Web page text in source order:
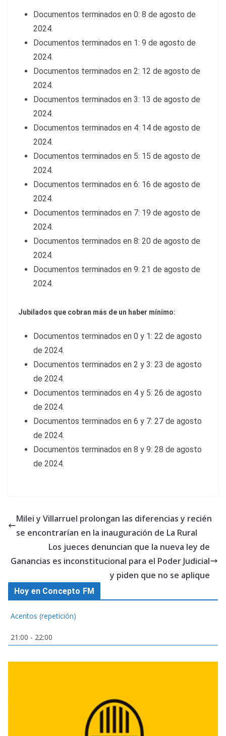
Documentos terminados en 0: 8 de agosto de
2024.
Documentos terminados en 1: 9 de agosto de
2024.
Documentos terminados en 2: 12 de agosto de
2024.
Documentos terminados en 3: 13 de agosto de
2024.
Documentos terminados en 4: 14 de agosto de
2024.
Documentos terminados en 5: 15 de agosto de
2024.
Documentos terminados en 6: 16 de agosto de
2024.
Documentos terminados en 7: 19 de agosto de
2024.
Documentos terminados en 8: 20 de agosto de
2024.
Documentos terminados en 9: 21 de agosto de
2024.
Jubilados que cobran más de un haber mínimo:
Documentos terminados en 0 y 1: 22 de agosto
de 2024.
Documentos terminados en 2 y 3: 23 de agosto
de 2024.
Documentos terminados en 4 y 5: 26 de agosto
de 2024.
Documentos terminados en 6 y 7: 27 de agosto
de 2024.
Documentos terminados en 8 y 9: 28 de agosto
de 2024.
Milei y Villarruel prolongan las diferencias y recién
se encontrarían en la inauguración de La Rural
Los jueces denuncian que la nueva ley de
Ganancias es inconstitucional para el Poder Judicial
y piden que no se aplique
Hoy en Concepto FM
Acentos (repetición)
21:00 - 22:00